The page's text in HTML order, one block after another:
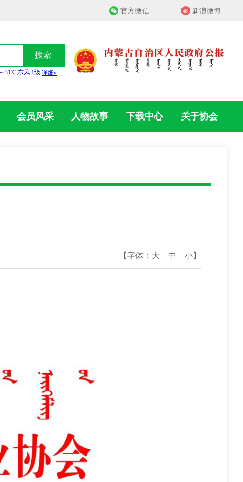
官方微信 新浪微博
搜索
会员风采 人物故事 下载中心 关于协会
【字体： 大 中 小】